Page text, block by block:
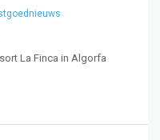
La Finca in Algorfa